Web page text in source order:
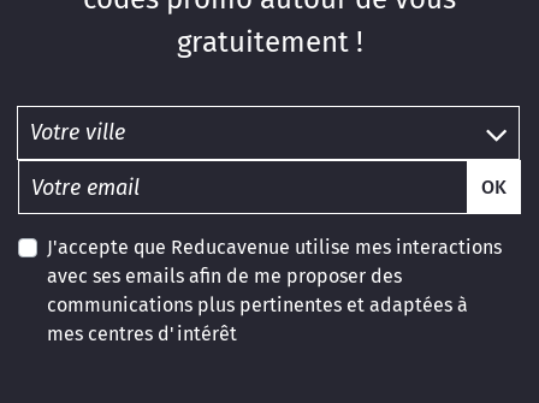
gratuitement !
OK
J'accepte que Reducavenue utilise mes interactions
avec ses emails afin de me proposer des
communications plus pertinentes et adaptées à
mes centres d'intérêt